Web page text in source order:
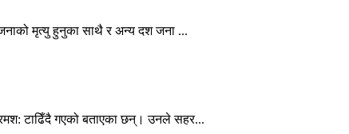
जनाको मृत्यु हुनुका साथै र अन्य दश जना ...
टाढिँदै गएको बताएका छन्। उनले सहर...